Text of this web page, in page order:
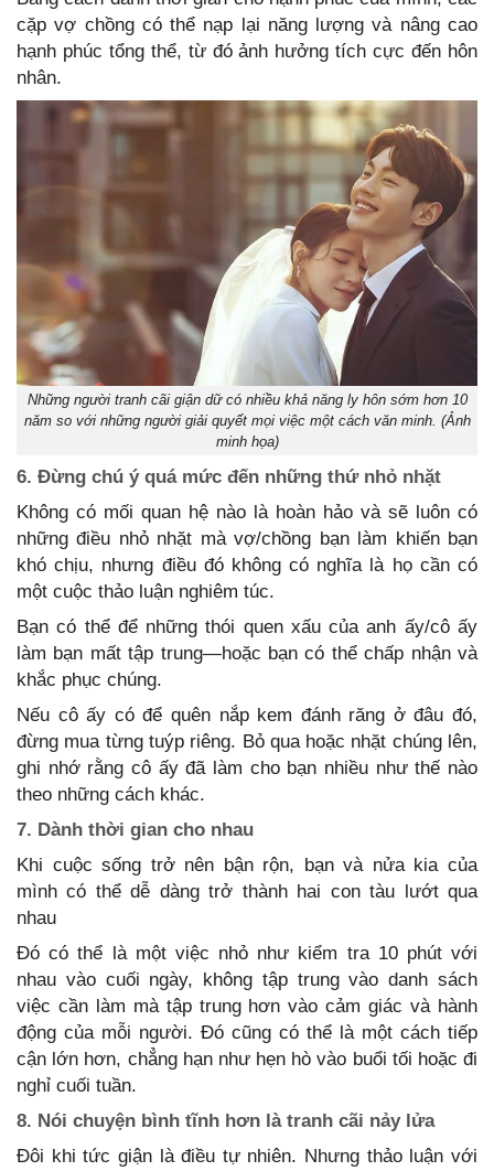
cặp vợ chồng có thể nạp lại năng lượng và nâng cao
hạnh phúc tổng thể, từ đó ảnh hưởng tích cực đến hôn
nhân.
Những người tranh cãi giận dữ có nhiều khả năng ly hôn sớm hơn 10
năm so với những người giải quyết mọi việc một cách văn minh. (Ảnh
minh họa)
6. Đừng chú ý quá mức đến những thứ nhỏ nhặt
Không có mối quan hệ nào là hoàn hảo và sẽ luôn có
những điều nhỏ nhặt mà vợ/chồng bạn làm khiến bạn
khó chịu, nhưng điều đó không có nghĩa là họ cần có
một cuộc thảo luận nghiêm túc.
Bạn có thể để những thói quen xấu của anh ấy/cô ấy
làm bạn mất tập trung—hoặc bạn có thể chấp nhận và
khắc phục chúng.
Nếu cô ấy có để quên nắp kem đánh răng ở đâu đó,
đừng mua từng tuýp riêng. Bỏ qua hoặc nhặt chúng lên,
ghi nhớ rằng cô ấy đã làm cho bạn nhiều như thế nào
theo những cách khác.
7. Dành thời gian cho nhau
Khi cuộc sống trở nên bận rộn, bạn và nửa kia của
mình có thể dễ dàng trở thành hai con tàu lướt qua
nhau
Đó có thể là một việc nhỏ như kiểm tra 10 phút với
nhau vào cuối ngày, không tập trung vào danh sách
việc cần làm mà tập trung hơn vào cảm giác và hành
động của mỗi người. Đó cũng có thể là một cách tiếp
cận lớn hơn, chẳng hạn như hẹn hò vào buổi tối hoặc đi
nghỉ cuối tuần.
8. Nói chuyện bình tĩnh hơn là tranh cãi nảy lửa
Đôi khi tức giận là điều tự nhiên. Nhưng thảo luận với